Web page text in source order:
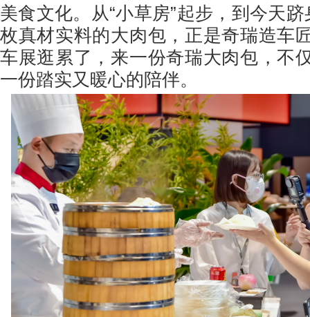
美食文化。从“小草房”起步，到今天
枚真材实料的大肉包，正是奇瑞造车
车展逛累了，来一份奇瑞大肉包，不
一份踏实又暖心的陪伴。